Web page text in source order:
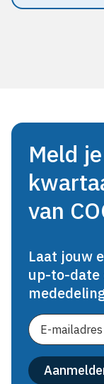
Meld
van
Laat jouw
up-to-date